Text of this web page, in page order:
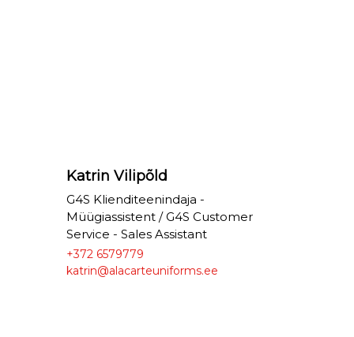
Katrin Vilipõld
G4S Klienditeenindaja -
Müügiassistent / G4S Customer
Service - Sales Assistant
+372 6579779
katrin@alacarteuniforms.ee